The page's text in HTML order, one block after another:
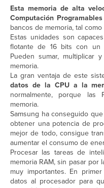
Esta memoria de alta
Computación Programables
bancos de memoria, tal
Estas unidades son
flotante de 16 bits con un
Pueden sumar, multiplicar
memoria.
La gran ventaja de este
datos de la CPU a la
normalmente, porque las
memoria.
Samsung ha conseguido
obtener una potencia de
mejor de todo, consigue
aumentar el consumo de
Procesar las tareas de
memoria RAM, sin pasar por
muy importantes. En
datos al procesador para